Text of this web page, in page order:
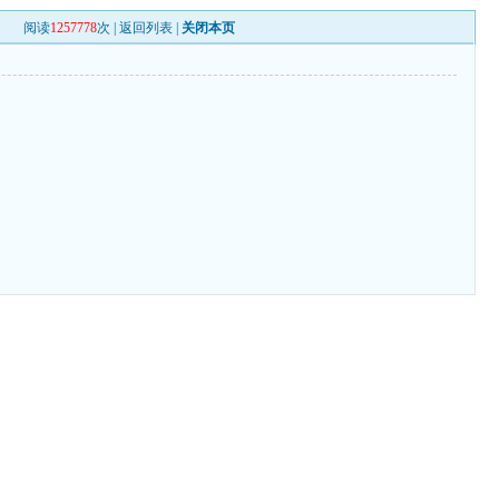
阅读1257778次 |返回列表 关闭本页